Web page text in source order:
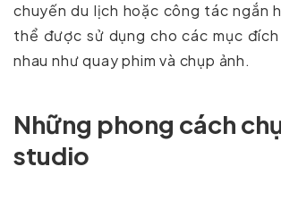
chuyến du lịch hoặc công tác ngắn
thể được sử dụng cho các mục
nhau như quay phim và chụp ảnh.
Những phong cách
studio